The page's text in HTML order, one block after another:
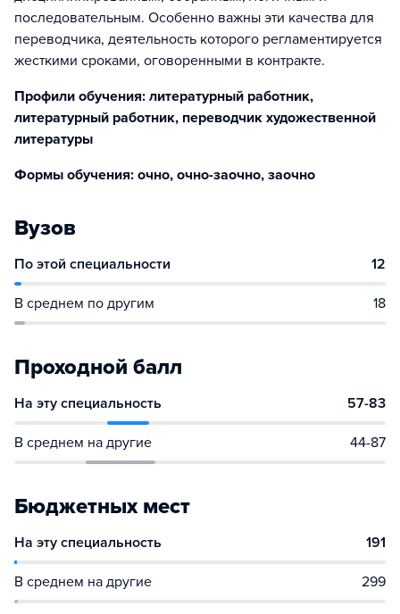
последовательным. Особенно важны эти качества для
переводчика, деятельность которого регламентируется
жесткими сроками, оговоренными в контракте.
Профили обучения: литературный работник,
литературный работник, переводчик художественной
литературы
Формы обучения: очно, очно-заочно, заочно
Вузов
По этой специальности 12
В среднем по другим 18
Проходной балл
На эту специальность 57-83
В среднем на другие 44-87
Бюджетных мест
На эту специальность 191
В среднем на другие 299